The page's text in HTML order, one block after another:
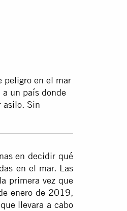
peligro en el mar
a un país donde
asilo. Sin
en decidir qué
en el mar. Las
primera vez que
enero de 2019,
llevara a cabo